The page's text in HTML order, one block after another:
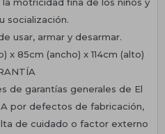
socialización.
usar, armar y desarmar.
x 85cm (ancho) x 114cm (alto)
de garantías generales de El
por defectos de fabricación,
de cuidado o factor externo